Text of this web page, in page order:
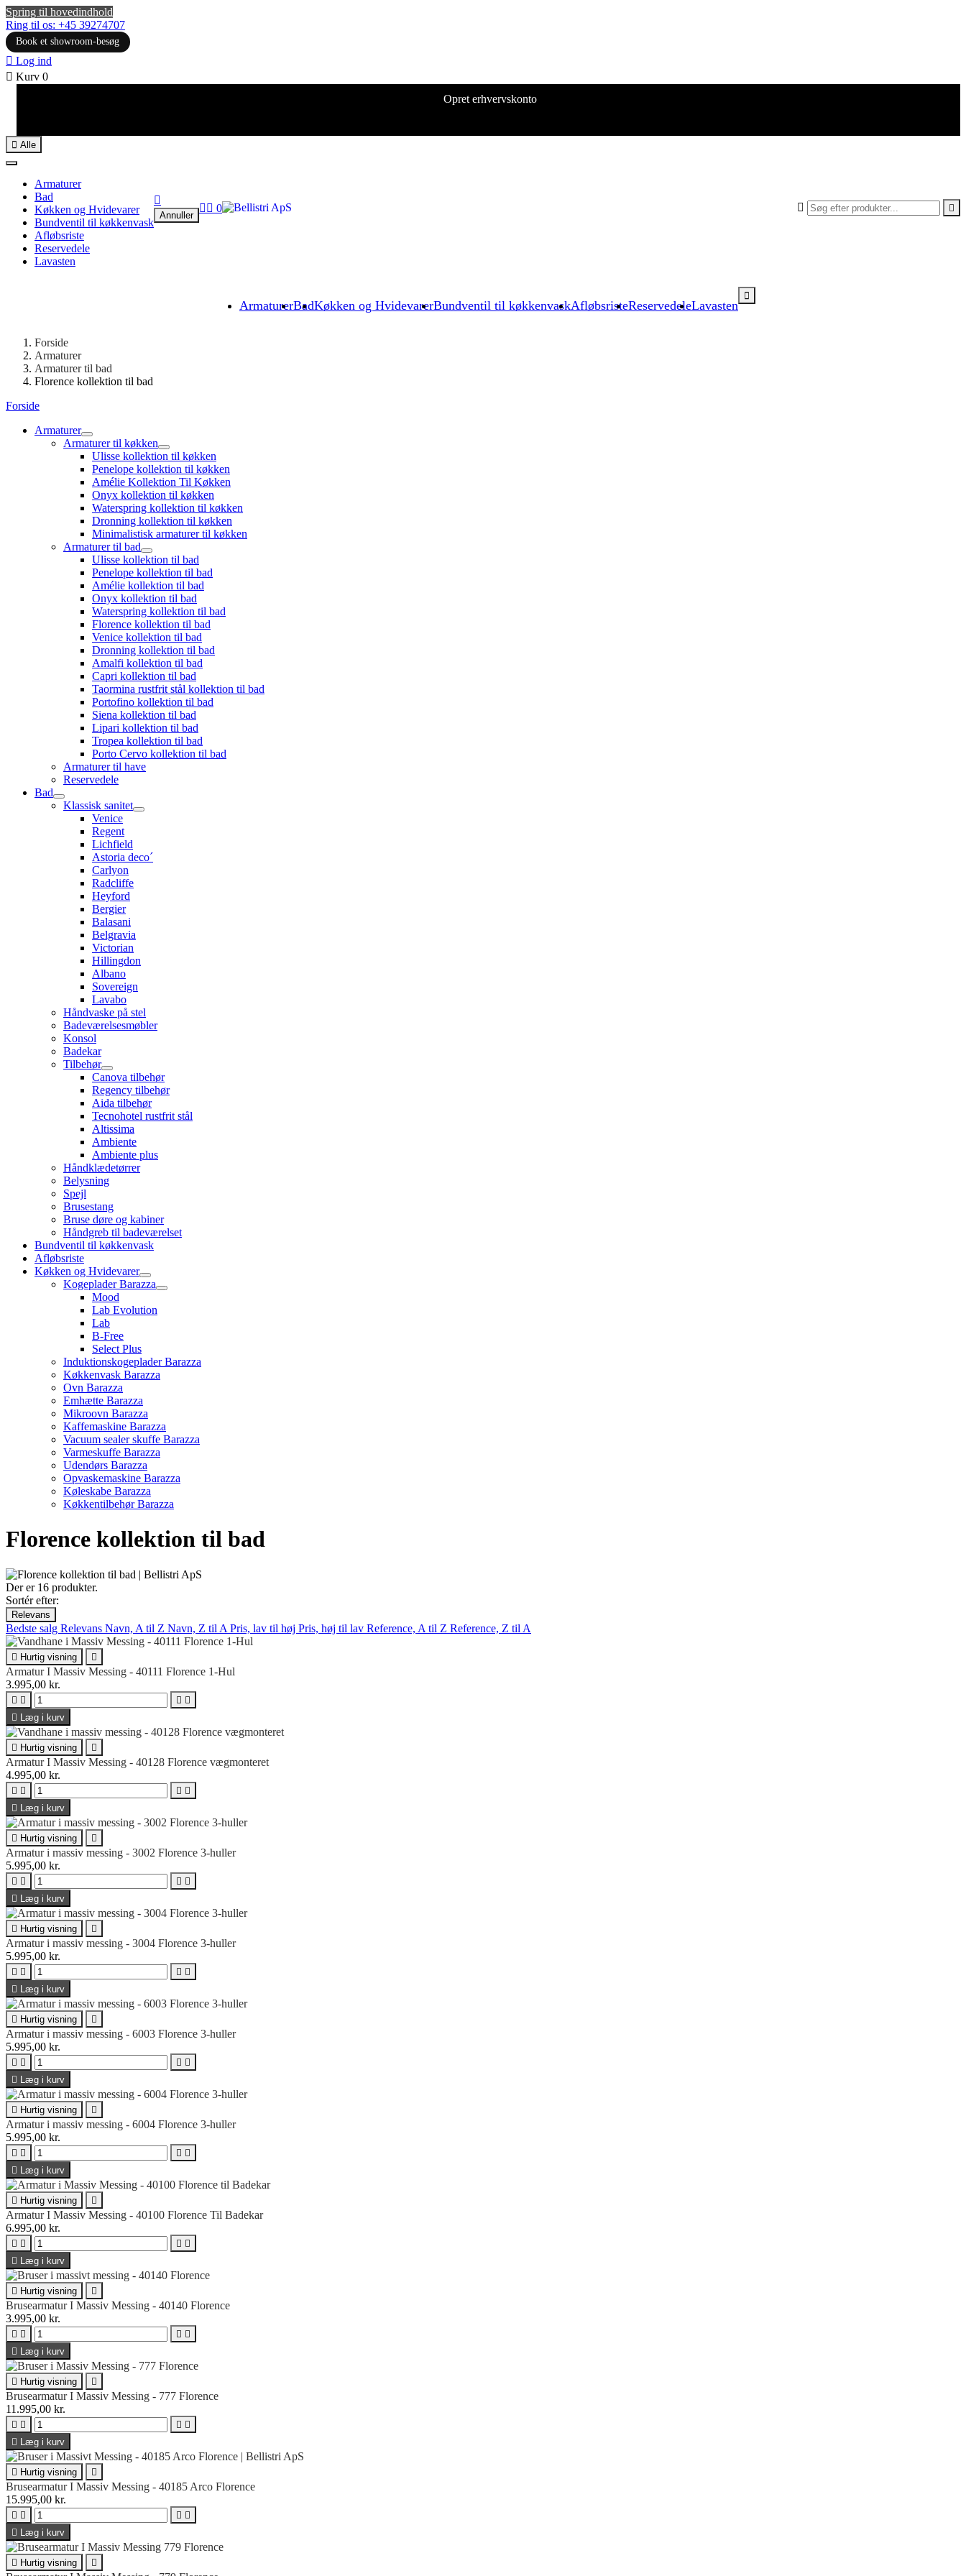
Spring til hovedindhold
Ring til os: +45 39274707
Book et showroom-besøg
 Log ind
 Kurv 0
Opret erhvervskonto
ArmaturerBadKøkken og HvidevarerBundventil til køkkenvaskAfløbsristeReservedeleLavasten

 Alle
Armaturer
Bad
Køkken og Hvidevarer
Bundventil til køkkenvask
Afløbsriste
Reservedele
Lavasten
 

Annuller
  0
Forside
Armaturer
Armaturer til bad
Florence kollektion til bad
Forside
Armaturer
Armaturer til køkken
Ulisse kollektion til køkken
Penelope kollektion til køkken
Amélie Kollektion Til Køkken
Onyx kollektion til køkken
Waterspring kollektion til køkken
Dronning kollektion til køkken
Minimalistisk armaturer til køkken
Armaturer til bad
Ulisse kollektion til bad
Penelope kollektion til bad
Amélie kollektion til bad
Onyx kollektion til bad
Waterspring kollektion til bad
Florence kollektion til bad
Venice kollektion til bad
Dronning kollektion til bad
Amalfi kollektion til bad
Capri kollektion til bad
Taormina rustfrit stål kollektion til bad
Portofino kollektion til bad
Siena kollektion til bad
Lipari kollektion til bad
Tropea kollektion til bad
Porto Cervo kollektion til bad
Armaturer til have
Reservedele
Bad
Klassisk sanitet
Venice
Regent
Lichfield
Astoria deco´
Carlyon
Radcliffe
Heyford
Bergier
Balasani
Belgravia
Victorian
Hillingdon
Albano
Sovereign
Lavabo
Håndvaske på stel
Badeværelsesmøbler
Konsol
Badekar
Tilbehør
Canova tilbehør
Regency tilbehør
Aida tilbehør
Tecnohotel rustfrit stål
Altissima
Ambiente
Ambiente plus
Håndklædetørrer
Belysning
Spejl
Brusestang
Bruse døre og kabiner
Håndgreb til badeværelset
Bundventil til køkkenvask
Afløbsriste
Køkken og Hvidevarer
Kogeplader Barazza
Mood
Lab Evolution
Lab
B-Free
Select Plus
Induktionskogeplader Barazza
Køkkenvask Barazza
Ovn Barazza
Emhætte Barazza
Mikroovn Barazza
Kaffemaskine Barazza
Vacuum sealer skuffe Barazza
Varmeskuffe Barazza
Udendørs Barazza
Opvaskemaskine Barazza
Køleskabe Barazza
Køkkentilbehør Barazza
Florence kollektion til bad
Der er 16 produkter.
Sortér efter:
Relevans
Bedste salg Relevans Navn, A til Z Navn, Z til A Pris, lav til høj Pris, høj til lav Reference, A til Z Reference, Z til A
 Hurtig visning 
Armatur I Massiv Messing - 40111 Florence 1-Hul
3.995,00 kr.
   
 Læg i kurv
 Hurtig visning 
Armatur I Massiv Messing - 40128 Florence vægmonteret
4.995,00 kr.
   
 Læg i kurv
 Hurtig visning 
Armatur i massiv messing - 3002 Florence 3-huller
5.995,00 kr.
   
 Læg i kurv
 Hurtig visning 
Armatur i massiv messing - 3004 Florence 3-huller
5.995,00 kr.
   
 Læg i kurv
 Hurtig visning 
Armatur i massiv messing - 6003 Florence 3-huller
5.995,00 kr.
   
 Læg i kurv
 Hurtig visning 
Armatur i massiv messing - 6004 Florence 3-huller
5.995,00 kr.
   
 Læg i kurv
 Hurtig visning 
Armatur I Massiv Messing - 40100 Florence Til Badekar
6.995,00 kr.
   
 Læg i kurv
 Hurtig visning 
Brusearmatur I Massiv Messing - 40140 Florence
3.995,00 kr.
   
 Læg i kurv
 Hurtig visning 
Brusearmatur I Massiv Messing - 777 Florence
11.995,00 kr.
   
 Læg i kurv
 Hurtig visning 
Brusearmatur I Massiv Messing - 40185 Arco Florence
15.995,00 kr.
   
 Læg i kurv
 Hurtig visning 